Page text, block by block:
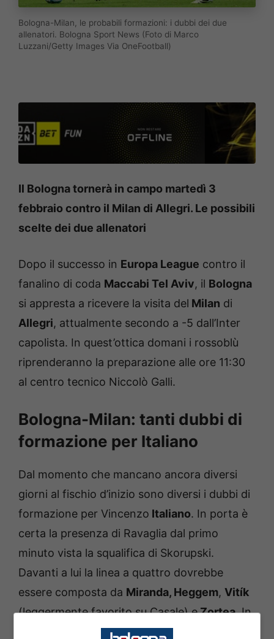
Bologna-Milan, le probabili formazioni: i dubbi dei due
allenatori. Bologna Sport News (Foto di Marco
Luzzani/Getty Images Via OneFootball)
Il Bologna tornerà in campo martedì 3
febbraio contro il Milan di Allegri. Le possibili
scelte dei due allenatori
Dopo il successo in Europa League contro il
fanalino di coda Maccabi Tel Aviv, il Bologna
si appresta a ricevere la visita del Milan di
Allegri, attualmente secondo a -5 dall’Inter
capolista. In quest’ottica domani i rossoblù
riprenderanno la preparazione alle ore 11:30
al centro tecnico Niccolò Galli.
Bologna-Milan: tanti dubbi di
formazione per Italiano
Dal momento che mancano ancora diversi
giorni al fischio d’inizio sono diversi i dubbi di
formazione per Vincenzo Italiano. In porta è
certa la presenza di Ravaglia dal primo
minuto vista la squalifica di Skorupski.
Davanti a lui la linea a quattro dovrebbe
essere composta da Miranda, Heggem, Vitík
(leggermente favorito su Casale) eZortea. In
mediana al fianco diFreulerspazio ad uno